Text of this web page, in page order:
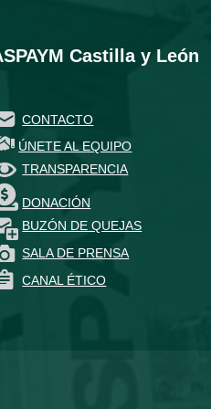
Castilla y León
CONTACTO
ÚNETE AL EQUIPO
TRANSPARENCIA
DONACIÓN
BUZÓN DE QUEJAS
SALA DE PRENSA
CANAL ÉTICO